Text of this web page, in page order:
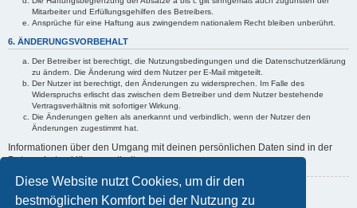
Diese Website nutzt Cookies, um dir den
bestmöglichen Komfort bei der Nutzung zu
Mitarbeiter und Erfüllungsgehilfen des Betreibers.
Ansprüche für eine Haftung aus zwingendem nationalem Recht bleiben unberührt.
6. ÄNDERUNGSVORBEHALT
Der Betreiber ist berechtigt, die Nutzungsbedingungen und die Datenschutzerklärung
zu ändern. Die Änderung wird dem Nutzer per E-Mail mitgeteilt.
Der Nutzer ist berechtigt, den Änderungen zu widersprechen. Im Falle des
Widerspruchs erlischt das zwischen dem Betreiber und dem Nutzer bestehende
Vertragsverhältnis mit sofortiger Wirkung.
Die Änderungen gelten als anerkannt und verbindlich, wenn der Nutzer den
Änderungen zugestimmt hat.
Informationen über den Umgang mit deinen persönlichen Daten sind in der
Datenschutzerklärung enthalten.
Zurück zur vorherigen Seite